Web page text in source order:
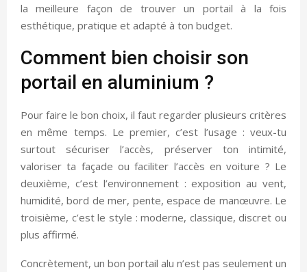
la meilleure façon de trouver un portail à la fois
esthétique, pratique et adapté à ton budget.
Comment bien choisir son
portail en aluminium ?
Pour faire le bon choix, il faut regarder plusieurs critères
en même temps. Le premier, c’est l’usage : veux-tu
surtout sécuriser l’accès, préserver ton intimité,
valoriser ta façade ou faciliter l’accès en voiture ? Le
deuxième, c’est l’environnement : exposition au vent,
humidité, bord de mer, pente, espace de manœuvre. Le
troisième, c’est le style : moderne, classique, discret ou
plus affirmé.
Concrètement, un bon portail alu n’est pas seulement un